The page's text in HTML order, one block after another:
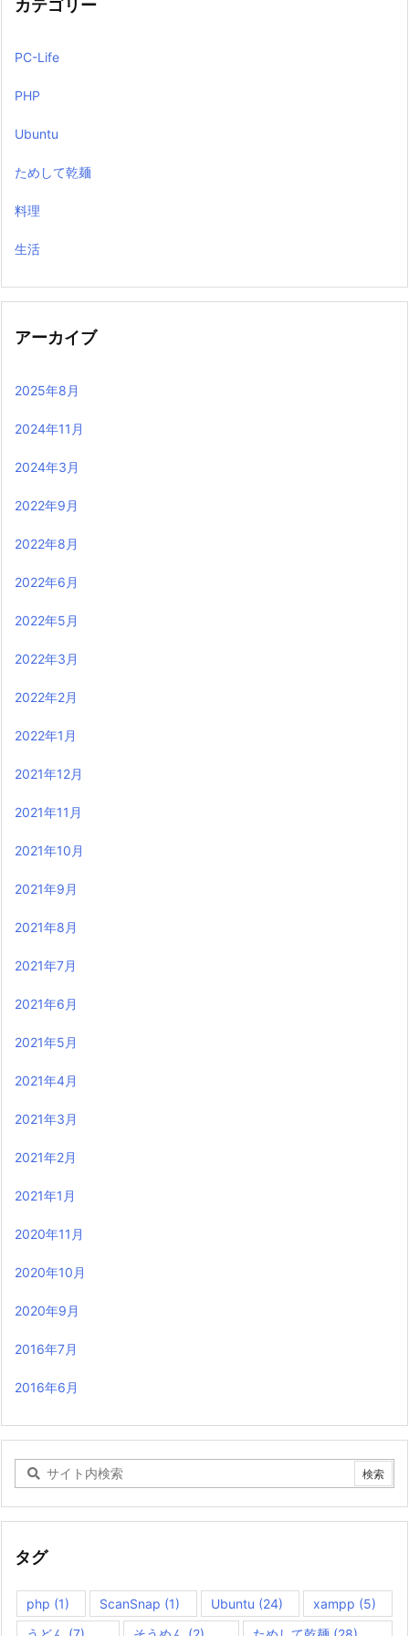
カテゴリー
PC-Life
PHP
Ubuntu
ためして乾麺
料理
生活
アーカイブ
2025年8月
2024年11月
2024年3月
2022年9月
2022年8月
2022年6月
2022年5月
2022年3月
2022年2月
2022年1月
2021年12月
2021年11月
2021年10月
2021年9月
2021年8月
2021年7月
2021年6月
2021年5月
2021年4月
2021年3月
2021年2月
2021年1月
2020年11月
2020年10月
2020年9月
2016年7月
2016年6月
タグ
php (1) ScanSnap (1) Ubuntu (24) xampp (5)